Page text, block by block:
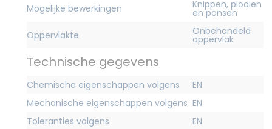
Mogelijke bewerkingen
Knippen, plooien
en ponsen
Oppervlakte
Onbehandeld
oppervlak
Technische gegevens
Chemische eigenschappen volgens
EN
Mechanische eigenschappen volgens EN
Toleranties volgens
EN